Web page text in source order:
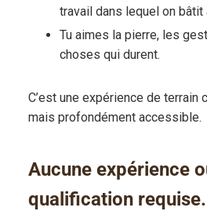
travail dans lequel on
Tu aimes la pierre, les
choses qui durent.
C’est une expérience de terrain
mais profondément accessible.
Aucune expérience
qualification requise.